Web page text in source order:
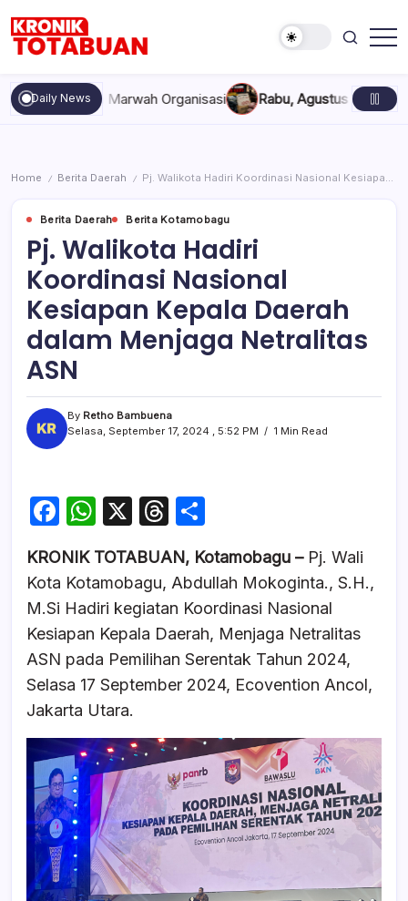
content
Totabuan
hari
ini
Kronik
Daily News
dan Marwah Organisasi Rabu, Agustus 5, 2026 , 11:44 AM
Home / Berita Daerah / Pj. Walikota Hadiri Koordinasi Nasional Kesiapan Kepala Daerah dalam Menjaga Netralitas ASN
Berita Daerah Berita Kotamobagu
Pj. Walikota Hadiri
Koordinasi Nasional
Kesiapan Kepala Daerah
dalam Menjaga Netralitas
ASN
By Retho Bambuena
Selasa, September 17, 2024 , 5:52 PM
1 Min Read
F
c
e
b
o
o
k
W
at
s
A
p
p
X
T
e
a
d
s
ar
e
KRONIK TOTABUAN, Kotamobagu –Pj. Wali
Kota Kotamobagu, Abdullah Mokoginta., S.H.,
M.Si Hadiri kegiatan Koordinasi Nasional
Kesiapan Kepala Daerah, Menjaga Netralitas
ASN pada Pemilihan Serentak Tahun 2024,
Selasa 17 September 2024, Ecovention Ancol,
Jakarta Utara.